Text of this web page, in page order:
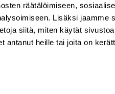
räätälöimiseen,
Lisäksi jaamme
siitä, miten käytät
antanut heille tai joita on